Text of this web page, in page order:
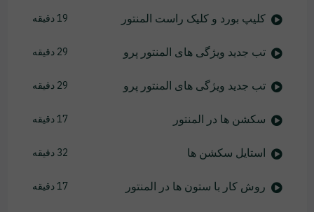
کلیپ بورد و کلیک راست المنتور 19 دقیقه
تب جدید ویژگی های المنتور پرو 29 دقیقه
تب جدید ویژگی های المنتور پرو 29 دقیقه
سکشن ها در المنتور 17 دقیقه
استایل سکشن ها 32 دقیقه
روش کار با ستون ها در المنتور 17 دقیقه